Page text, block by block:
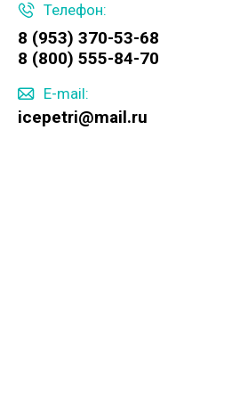
Телефон:
8 (953) 370-53-68
8 (800) 555-84-70
E-mail:
icepetri@mail.ru